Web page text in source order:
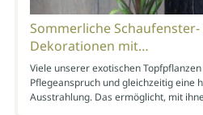
Sommerliche Schaufenster-
Dekorationen mit…
Viele unserer exotischen
Pflegeanspruch und gleichzeitig eine
Ausstrahlung. Das ermöglicht, mit